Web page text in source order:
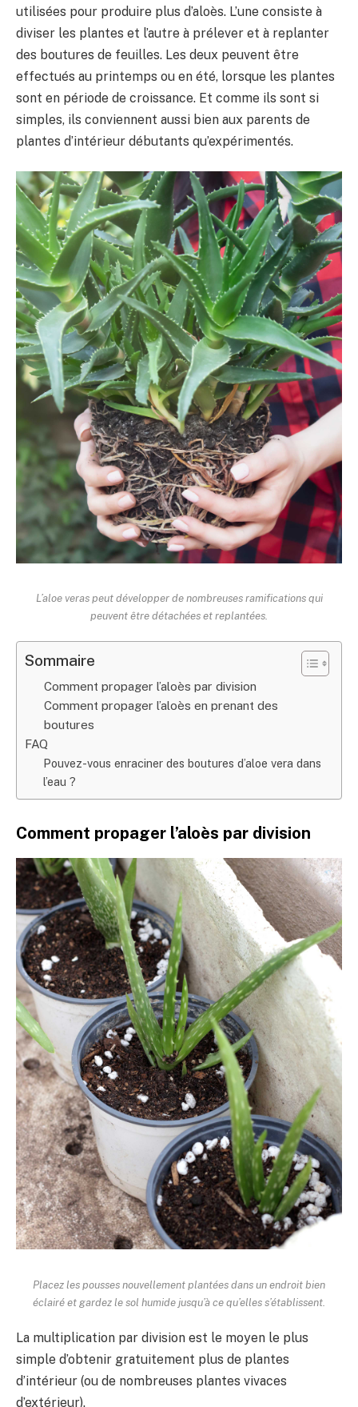
utilisées pour produire plus d’aloès. L’une consiste à
diviser les plantes et l’autre à prélever et à replanter
des boutures de feuilles. Les deux peuvent être
effectués au printemps ou en été, lorsque les plantes
sont en période de croissance. Et comme ils sont si
simples, ils conviennent aussi bien aux parents de
plantes d’intérieur débutants qu’expérimentés.
L’aloe veras peut développer de nombreuses ramifications qui
peuvent être détachées et replantées.
Sommaire
Comment propager l’aloès par division
Comment propager l’aloès en prenant des
boutures
FAQ
Pouvez-vous enraciner des boutures d’aloe vera dans
l’eau ?
Comment propager l’aloès par division
Placez les pousses nouvellement plantées dans un endroit bien
éclairé et gardez le sol humide jusqu’à ce qu’elles s’établissent.
La multiplication par division est le moyen le plus
simple d’obtenir gratuitement plus de plantes
d’intérieur (ou de nombreuses plantes vivaces
d’extérieur).